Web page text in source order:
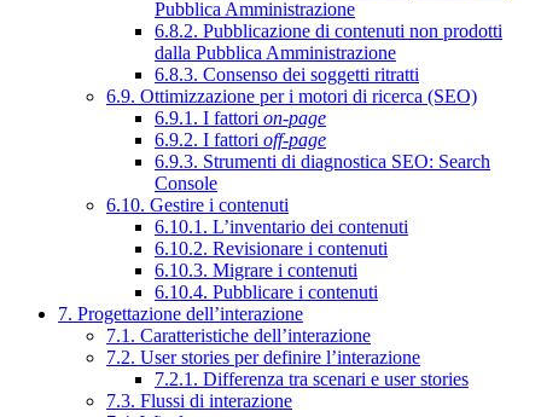
Pubblica Amministrazione
6.8.2. Pubblicazione di contenuti non prodotti
dalla Pubblica Amministrazione
6.8.3. Consenso dei soggetti ritratti
6.9. Ottimizzazione per i motori di ricerca (SEO)
6.9.1. I fattori on-page
6.9.2. I fattori off-page
6.9.3. Strumenti di diagnostica SEO: Search
Console
6.10. Gestire i contenuti
6.10.1. L’inventario dei contenuti
6.10.2. Revisionare i contenuti
6.10.3. Migrare i contenuti
6.10.4. Pubblicare i contenuti
7. Progettazione dell’interazione
7.1. Caratteristiche dell’interazione
7.2. User stories per definire l’interazione
7.2.1. Differenza tra scenari e user stories
7.3. Flussi di interazione